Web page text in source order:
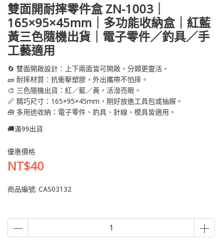
雙面開耐摔零件盒 ZN-1003｜
165×95×45mm｜多功能收納盒｜紅藍
黃三色隨機出貨｜電子零件／釣具／手
工藝適用
🔄 雙面開啟設計：上下兩面皆可開啟，分類更靈活。
🧱 耐摔材質：抗衝擊塑膠，外出攜帶不怕摔。
🎨 三色隨機出貨：紅／藍／黃，活潑亮眼。
📏 精巧尺寸：165×95×45mm，剛好放進工具包或抽屜。
🧰 多用途收納：電子零件、釣具、針線、模具皆適用。
🚚滿99出貨
優惠價格
NT$40
商品編號: CAS03132